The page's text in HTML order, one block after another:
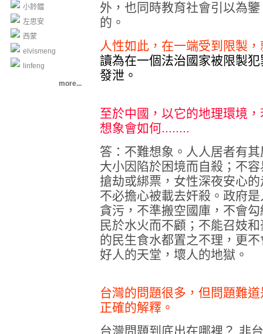
小鈴鐺
左思安
西蒙
elvismeng
linfeng
more...
外，也同時教育社會引以為
的。
人性如此，在一端受到限製
讀為在一個法治國家被限製
發泄。
至於中國，以它的地理環境
想象會如何........
答：不難想象。人人居者有
大小因陷於困境而自殺；不
搶劫或綁票，女性深夜安心
不必擔心被載去奸殺。政府
貪污，不準搬空國庫，不會
民於水火而不顧；不能召妓
的民生食水都置之不理，更
好人的天堂，壞人的地獄。
台灣的問題很多，但問題難
正確的解釋。
台灣問題到底出在哪裡？ 非